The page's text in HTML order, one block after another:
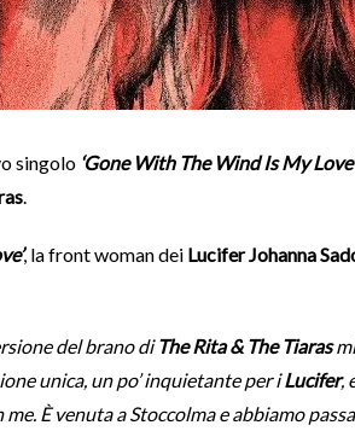
singolo ‘Gone With The Wind Is My Love’
.
, la front woman dei LuciferJohanna
del brano diThe Rita & The Tiaras
unica, un po’ inquietante per iLucifer,
È venuta a Stoccolma e abbiamo